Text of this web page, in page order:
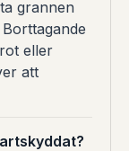
grannen
eller
att